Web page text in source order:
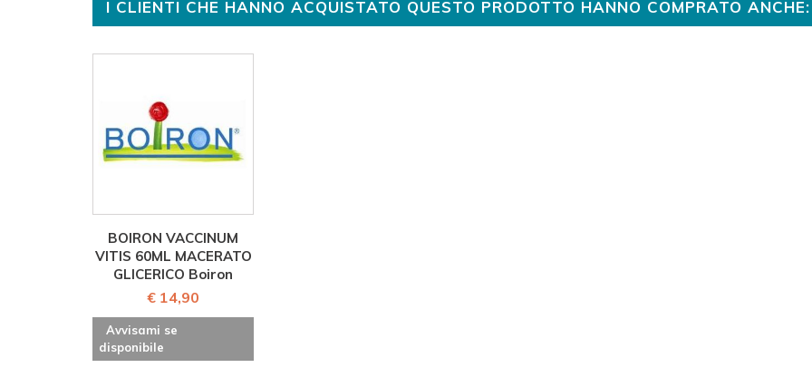
I CLIENTI CHE HANNO ACQUISTATO QUESTO PRODOTTO HANNO COMPRATO ANCHE:
BOIRON VACCINUM
VITIS 60ML MACERATO
GLICERICO Boiron
€ 14,90
Avvisami se
disponibile